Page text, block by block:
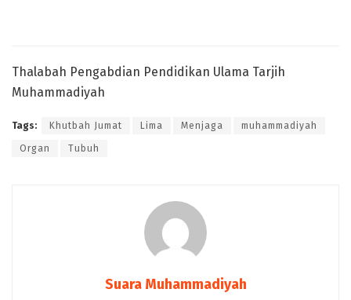
Thalabah Pengabdian Pendidikan Ulama Tarjih
Muhammadiyah
Tags: Khutbah Jumat Lima Menjaga muhammadiyah
Organ Tubuh
Suara Muhammadiyah